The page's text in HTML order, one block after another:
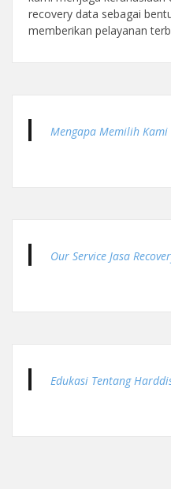
recovery data sebagai
memberikan pelayanan
Mengapa Memilih Kami
Our Service Jasa
Edukasi Tentang